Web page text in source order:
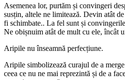
Asemenea lor, purtăm și convingeri
susțin, altele ne limitează. Devin atât
fi schimbate.. La fel sunt și
Ne obișnuim atât de mult cu ele, încât
Aripile nu înseamnă perfecțiune.
Aripile simbolizează curajul de a
ceea ce nu ne mai reprezintă și de a